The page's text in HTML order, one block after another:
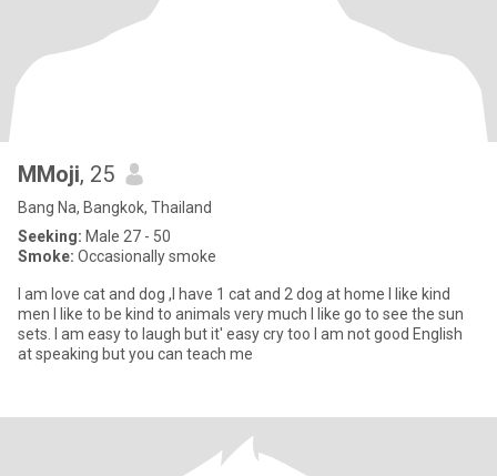
MMoji, 25
Bang Na, Bangkok, Thailand
Seeking: Male 27 - 50
Smoke: Occasionally smoke
I am love cat and dog ,l have 1 cat and 2 dog at home I like kind
men I like to be kind to animals very much I like go to see the sun
sets. I am easy to laugh but it' easy cry too I am not good English
at speaking but you can teach me